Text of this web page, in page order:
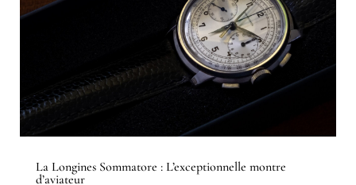
La Longines Sommatore : L’exceptionnelle montre
d’aviateur